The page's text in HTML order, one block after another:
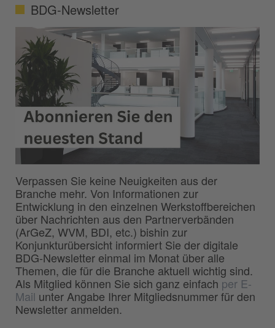
BDG-Newsletter
Verpassen Sie keine Neuigkeiten aus der
Branche mehr. Von Informationen zur
Entwicklung in den einzelnen Werkstoffbereichen
über Nachrichten aus den Partnerverbänden
(ArGeZ, WVM, BDI, etc.) bishin zur
Konjunkturübersicht informiert Sie der digitale
BDG-Newsletter einmal im Monat über alle
Themen, die für die Branche aktuell wichtig sind.
Als Mitglied können Sie sich ganz einfach per E-
Mail unter Angabe Ihrer Mitgliedsnummer für den
Newsletter anmelden.